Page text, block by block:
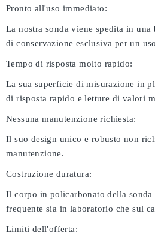
Pronto all'uso immediato:
La nostra sonda viene spedita in
di conservazione esclusiva per un
Tempo di risposta molto rapido:
La sua superficie di misurazione in
di risposta rapido e letture di valori
Nessuna manutenzione richiesta:
Il suo design unico e robusto non
manutenzione.
Costruzione duratura:
Il corpo in policarbonato della sonda
frequente sia in laboratorio che sul
Limiti dell'offerta: